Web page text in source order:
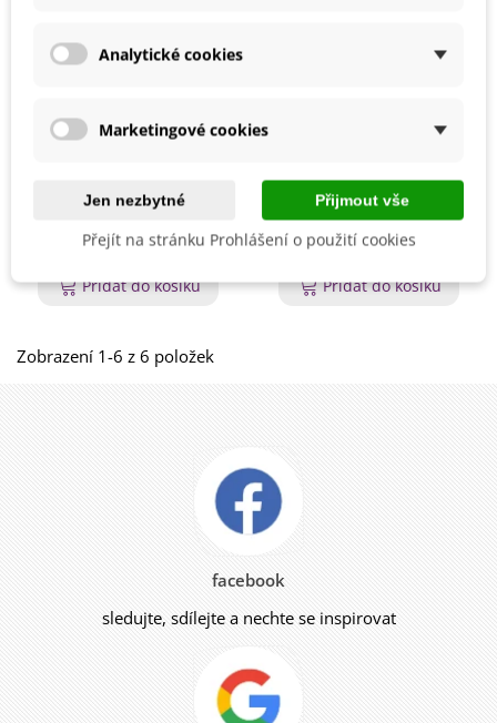
rostlin - 13 x 1,8 mm -
roubovací pomůcky - 7 ks
23 Kč
Přidat do košíku
Klipsy pro roubování
rostlin - 15 x 6,5 mm -
roubovací pomůcky - 7 ks
24 Kč
Přidat do košíku
Zobrazení 1-6 z 6 položek
facebook
sledujte, sdílejte a nechte se inspirovat
Analytické cookies
Marketingové cookies
Jen nezbytné Přijmout vše
Přejít na stránku Prohlášení o použití cookies